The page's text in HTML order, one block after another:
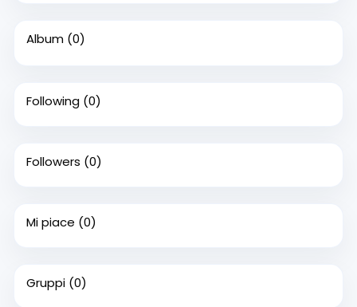
Album (0)
Following (0)
Followers (0)
Mi piace (0)
Gruppi (0)